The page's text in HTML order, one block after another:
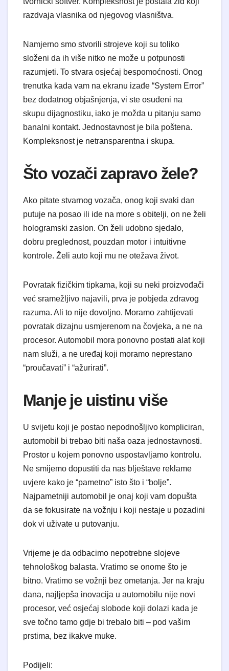
razdvaja vlasnika od njegovog vlasništva.
​Namjerno smo stvorili strojeve koji su toliko
složeni da ih više nitko ne može u potpunosti
razumjeti. To stvara osjećaj bespomoćnosti. Onog
trenutka kada vam na ekranu izađe “System Error”
bez dodatnog objašnjenja, vi ste osuđeni na
skupu dijagnostiku, iako je možda u pitanju samo
banalni kontakt. Jednostavnost je bila poštena.
Kompleksnost je netransparentna i skupa.
​Što vozači zapravo žele?
​Ako pitate stvarnog vozača, onog koji svaki dan
putuje na posao ili ide na more s obitelji, on ne želi
hologramski zaslon. On želi udobno sjedalo,
dobru preglednost, pouzdan motor i intuitivne
kontrole. Želi auto koji mu ne otežava život.
​Povratak fizičkim tipkama, koji su neki proizvođači
već sramežljivo najavili, prva je pobjeda zdravog
razuma. Ali to nije dovoljno. Moramo zahtijevati
povratak dizajnu usmjerenom na čovjeka, a ne na
procesor. Automobil mora ponovno postati alat koji
nam služi, a ne uređaj koji moramo neprestano
“proučavati” i “ažurirati”.
​Manje je uistinu više
​U svijetu koji je postao nepodnošljivo kompliciran,
automobil bi trebao biti naša oaza jednostavnosti.
Prostor u kojem ponovno uspostavljamo kontrolu.
Ne smijemo dopustiti da nas blještave reklame
uvjere kako je “pametno” isto što i “bolje”.
Najpametniji automobil je onaj koji vam dopušta
da se fokusirate na vožnju i koji nestaje u pozadini
dok vi uživate u putovanju.
​Vrijeme je da odbacimo nepotrebne slojeve
tehnološkog balasta. Vratimo se onome što je
bitno. Vratimo se vožnji bez ometanja. Jer na kraju
dana, najljepša inovacija u automobilu nije novi
procesor, već osjećaj slobode koji dolazi kada je
sve točno tamo gdje bi trebalo biti – pod vašim
prstima, bez ikakve muke.
Podijeli: